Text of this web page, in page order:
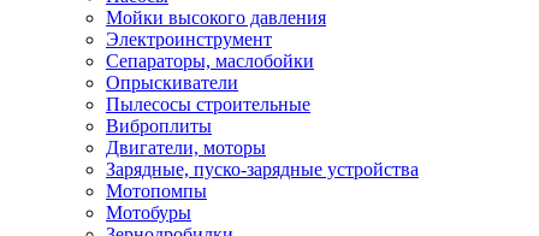
Мойки высокого давления
Электроинструмент
Сепараторы, маслобойки
Опрыскиватели
Пылесосы строительные
Виброплиты
Двигатели, моторы
Зарядные, пуско-зарядные устройства
Мотопомпы
Мотобуры